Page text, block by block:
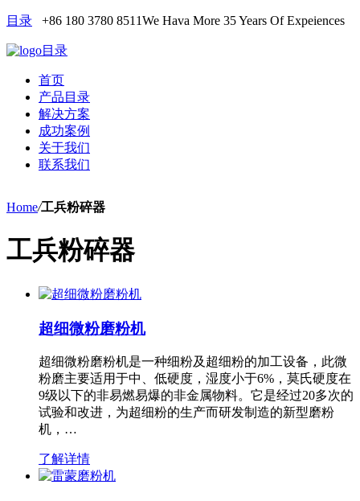
目录 +86 180 3780 8511We Hava More 35 Years Of Expeiences
目录
首页
产品目录
解决方案
成功案例
关于我们
联系我们
Home/工兵粉碎器
工兵粉碎器
超细微粉磨粉机
超细微粉磨粉机是一种细粉及超细粉的加工设备，此微
粉磨主要适用于中、低硬度，湿度小于6%，莫氏硬度在
9级以下的非易燃易爆的非金属物料。它是经过20多次的
试验和改进，为超细粉的生产而研发制造的新型磨粉
机，…
了解详情